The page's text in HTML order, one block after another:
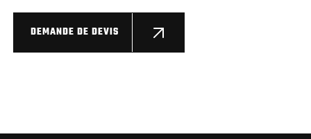
DEMANDE DE DEVIS